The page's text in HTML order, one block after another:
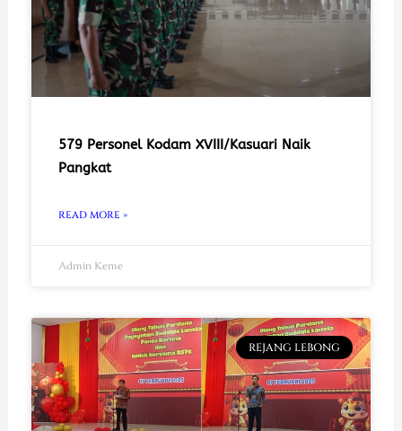
579 Personel Kodam XVIII/Kasuari Naik
Pangkat
READ MORE »
Admin Keme
REJANG LEBONG